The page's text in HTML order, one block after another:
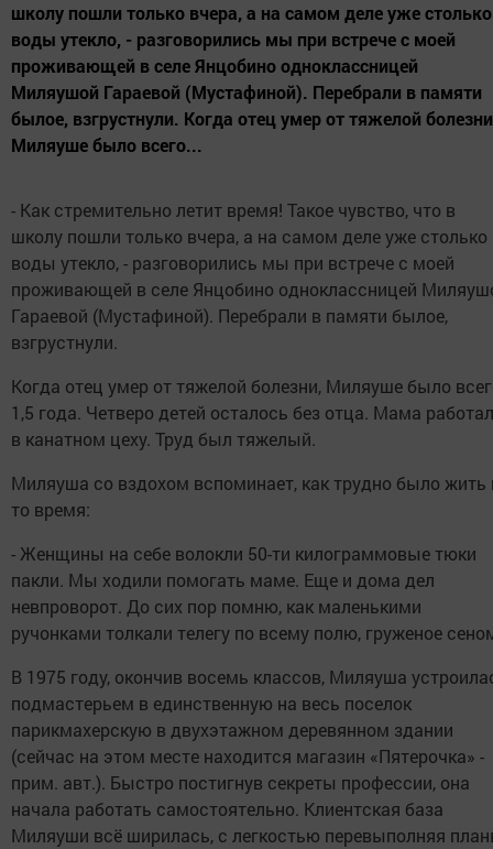
школу пошли только вчера, а на самом деле уже столько
воды утекло, - разговорились мы при встрече с моей
проживающей в селе Янцобино одноклассницей
Миляушой Гараевой (Мустафиной). Перебрали в памяти
былое, взгрустнули. Когда отец умер от тяжелой
Миляуше было всего...
- Как стремительно летит время! Такое чувство, что в
школу пошли только вчера, а на самом деле уже столько
воды утекло, - разговорились мы при встрече с моей
проживающей в селе Янцобино одноклассницей
Гараевой (Мустафиной). Перебрали в памяти былое,
взгрустнули.
Когда отец умер от тяжелой болезни, Миляуше было
1,5 года. Четверо детей осталось без отца. Мама
в канатном цеху. Труд был тяжелый.
Миляуша со вздохом вспоминает, как трудно было жить
то время:
- Женщины на себе волокли 50-ти килограммовые тюки
пакли. Мы ходили помогать маме. Еще и дома дел
невпроворот. До сих пор помню, как маленькими
ручонками толкали телегу по всему полю, груженое
В 1975 году, окончив восемь классов, Миляуша
подмастерьем в единственную на весь поселок
парикмахерскую в двухэтажном деревянном здании
(сейчас на этом месте находится магазин «Пятерочка» -
прим. авт.). Быстро постигнув секреты профессии, она
начала работать самостоятельно. Клиентская база
Миляуши всё ширилась, с легкостью перевыполняя